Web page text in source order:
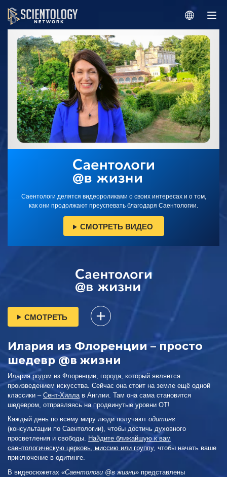
Саентологи делятся видеороликами о своих интересах и о том,
как они продолжают преуспевать благодаря Саентологии.
СМОТРЕТЬ ВИДЕО
СМОТРЕТЬ
Илария из Флоренции – просто
шедевр @в жизни
Илария родом из Флоренции, города, который является
произведением искусства. Сейчас она стоит на земле ещё одной
классики – Сент-Хилла в Англии. Там она сама становится
шедевром, отправляясь на продвинутые уровни ОТ!
Каждый день по всему миру люди получают одитинг
(консультации по Саентологии), чтобы достичь духовного
просветления и свободы. Найдите ближайшую к вам
саентологическую церковь, миссию или группу, чтобы начать ваше
приключение в одитинге.
В видеосюжетах «Саентологи @в жизни» представлены